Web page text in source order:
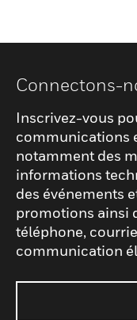
Connectons-
Inscrivez-vous
communications
notamment des
informations
des événements
promotions ainsi
téléphone,
communication